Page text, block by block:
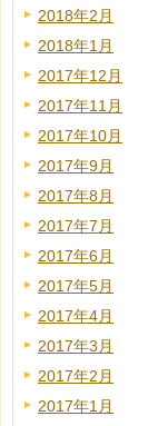
2018年2月
2018年1月
2017年12月
2017年11月
2017年10月
2017年9月
2017年8月
2017年7月
2017年6月
2017年5月
2017年4月
2017年3月
2017年2月
2017年1月